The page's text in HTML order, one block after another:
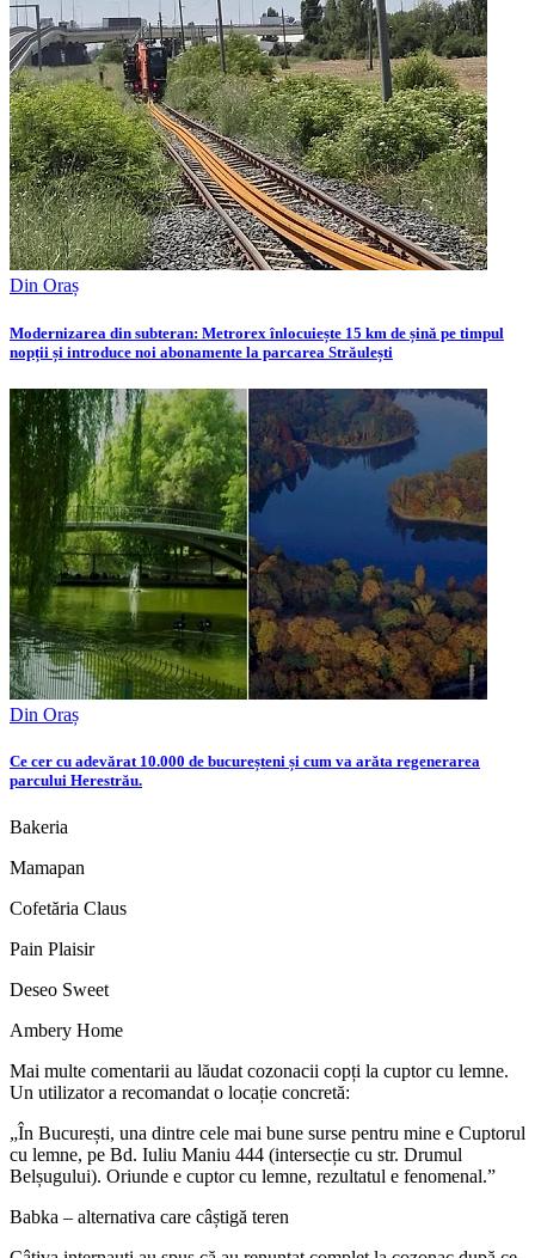
Din Oraș
Modernizarea din subteran: Metrorex înlocuiește 15 km de șină pe timpul
nopții și introduce noi abonamente la parcarea Străulești
Din Oraș
Ce cer cu adevărat 10.000 de bucureșteni și cum va arăta regenerarea
parcului Herestrău.
Bakeria
Mamapan
Cofetăria Claus
Pain Plaisir
Deseo Sweet
Ambery Home
Mai multe comentarii au lăudat cozonacii copți la cuptor cu lemne.
Un utilizator a recomandat o locație concretă:
„În București, una dintre cele mai bune surse pentru mine e Cuptorul
cu lemne, pe Bd. Iuliu Maniu 444 (intersecție cu str. Drumul
Belșugului). Oriunde e cuptor cu lemne, rezultatul e fenomenal.”
Babka – alternativa care câștigă teren